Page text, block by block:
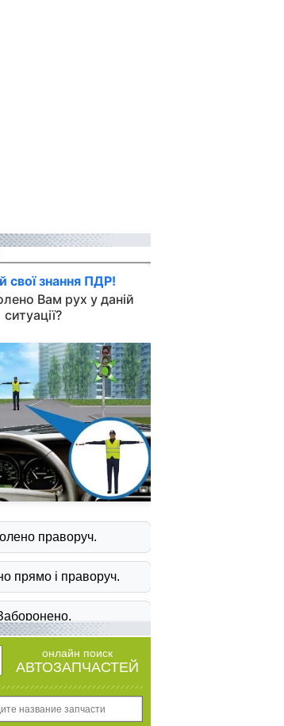
онлайн поиск
АВТОЗАПЧАСТЕЙ